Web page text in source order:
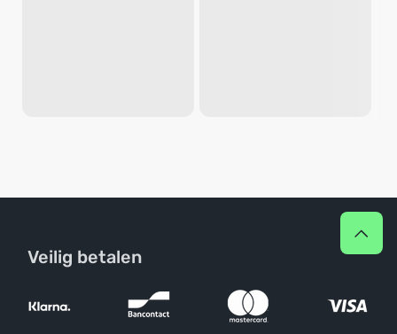
Veilig betalen